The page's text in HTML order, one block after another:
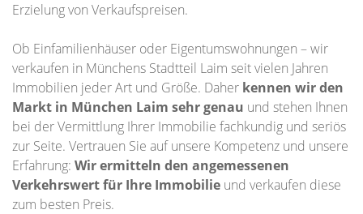
Erzielung von Verkaufspreisen.
Ob Einfamilienhäuser oder Eigentumswohnungen – wir
verkaufen in Münchens Stadtteil Laim seit vielen Jahren
Immobilien jeder Art und Größe. Daher kennen wir den
Markt in München Laim sehr genau und stehen Ihnen
bei der Vermittlung Ihrer Immobilie fachkundig und seriös
zur Seite. Vertrauen Sie auf unsere Kompetenz und unsere
Erfahrung: Wir ermitteln den angemessenen
Verkehrswert für Ihre Immobilie und verkaufen diese
zum besten Preis.